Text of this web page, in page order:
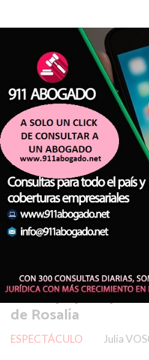
Migue Granados
virales de Wanda
lanzó un
Julia
ESPECTÁCULO
La Joaqui pasó por
de Rosalía
Julia
ESPECTÁCULO